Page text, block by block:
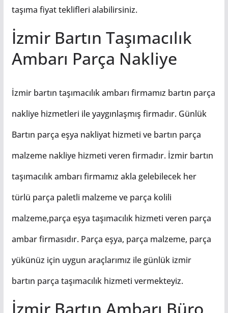
taşıma fiyat teklifleri alabilirsiniz.
İzmir Bartın Taşımacılık
Ambarı Parça Nakliye
İzmir bartın taşımacılık ambarı firmamız bartın parça
nakliye hizmetleri ile yaygınlaşmış firmadır. Günlük
Bartın parça eşya nakliyat hizmeti ve bartın parça
malzeme nakliye hizmeti veren firmadır. İzmir bartın
taşımacılık ambarı firmamız akla gelebilecek her
türlü parça paletli malzeme ve parça kolili
malzeme,parça eşya taşımacılık hizmeti veren parça
ambar firmasıdır. Parça eşya, parça malzeme, parça
yükünüz için uygun araçlarımız ile günlük izmir
bartın parça taşımacılık hizmeti vermekteyiz.